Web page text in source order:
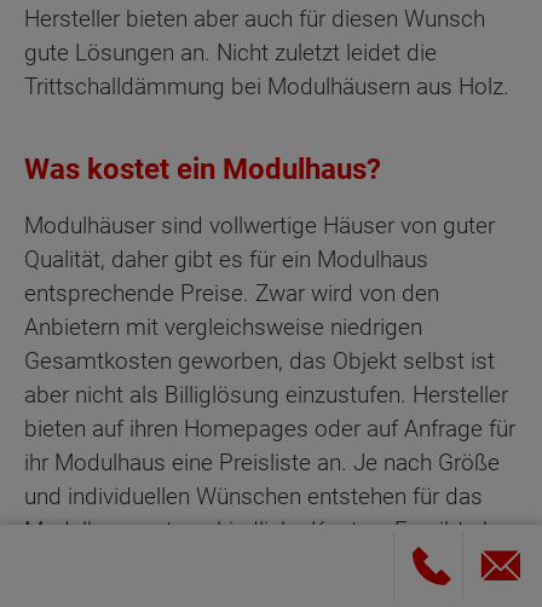
Hersteller bieten aber auch für diesen Wunsch
gute Lösungen an. Nicht zuletzt leidet die
Trittschalldämmung bei Modulhäusern aus Holz.
Was kostet ein Modulhaus?
Modulhäuser sind vollwertige Häuser von guter
Qualität, daher gibt es für ein Modulhaus
entsprechende Preise. Zwar wird von den
Anbietern mit vergleichsweise niedrigen
Gesamtkosten geworben, das Objekt selbst ist
aber nicht als Billiglösung einzustufen. Hersteller
bieten auf ihren Homepages oder auf Anfrage für
ihr Modulhaus eine Preisliste an. Je nach Größe
und individuellen Wünschen entstehen für das
Modulhaus unterschiedliche Kosten. Es gibt aber